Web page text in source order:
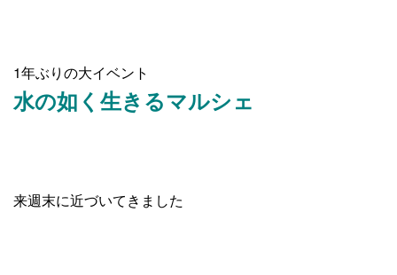
1年ぶりの大イベント
水の如く生きるマルシェ
来週末に近づいてきました